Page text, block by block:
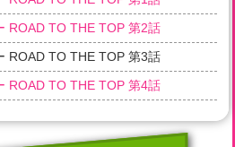
ROAD TO THE TOP 第2話
ROAD TO THE TOP 第3話
ROAD TO THE TOP 第4話